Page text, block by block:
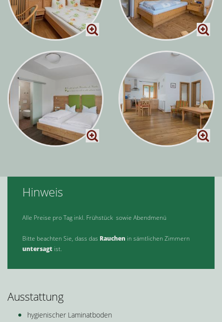
Hinweis
Alle Preise pro Tag inkl. Frühstück sowie Abendmenü
Bitte beachten Sie, dass das Rauchen in sämtlichen Zimmern
untersagt ist.
Ausstattung
hygienischer Laminatboden